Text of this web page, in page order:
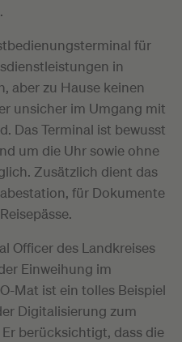
für
in
aber zu Hause keinen
unsicher im Umgang mit
Das Terminal ist bewusst
um die Uhr sowie ohne
Zusätzlich dient das
für Dokumente
Officer des Landkreises
Einweihung im
Mat ist ein tolles Beispiel
Digitalisierung zum
berücksichtigt, dass die